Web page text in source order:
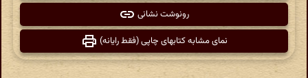
رونوشت نشانی
نمای مشابه کتابهای چاپی (فقط رایانه)